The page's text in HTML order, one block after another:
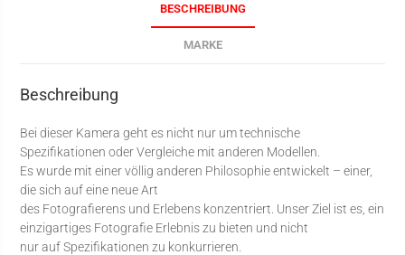
BESCHREIBUNG
MARKE
Beschreibung
Bei dieser Kamera geht es nicht nur um technische
Spezifikationen oder Vergleiche mit anderen Modellen.
Es wurde mit einer völlig anderen Philosophie entwickelt – einer,
die sich auf eine neue Art
des Fotografierens und Erlebens konzentriert. Unser Ziel ist es, ein
einzigartiges Fotografie Erlebnis zu bieten und nicht
nur auf Spezifikationen zu konkurrieren.